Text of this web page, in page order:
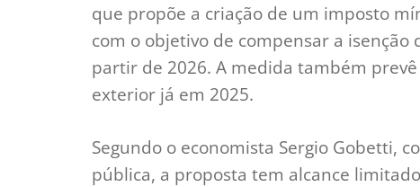
que propõe a criação de um imposto
com o objetivo de compensar a isenção
partir de 2026. A medida também
exterior já em 2025.
Segundo o economista Sergio Gobetti,
pública, a proposta tem alcance